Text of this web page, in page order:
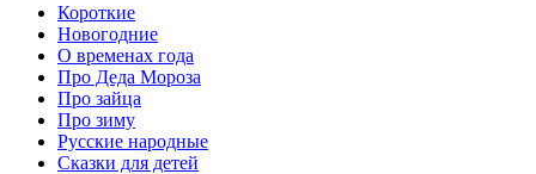
Короткие
Новогодние
О временах года
Про Деда Мороза
Про зайца
Про зиму
Русские народные
Сказки для детей